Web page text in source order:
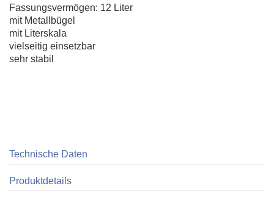
Fassungsvermögen: 12 Liter
mit Metallbügel
mit Literskala
vielseitig einsetzbar
sehr stabil
Technische Daten
Produktdetails